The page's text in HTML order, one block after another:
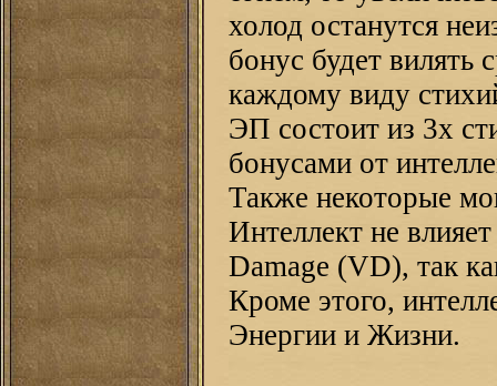
холод останутся
бонус будет вилять
каждому виду
ЭП состоит из 3х
бонусами от
Также некоторые
Интеллект не
Damage (VD), так
Кроме этого,
Энергии и Жизни.